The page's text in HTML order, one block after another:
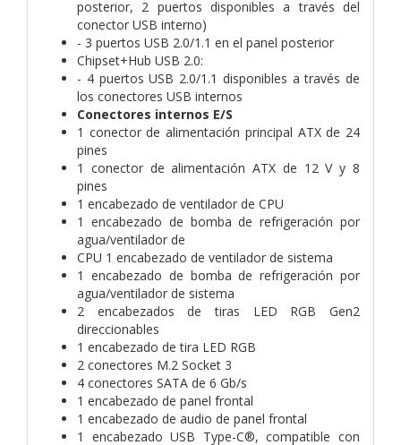
posterior, 2 puertos disponibles a través del
conector USB interno)
- 3 puertos USB 2.0/1.1 en el panel posterior
Chipset+Hub USB 2.0:
- 4 puertos USB 2.0/1.1 disponibles a través de
los conectores USB internos
Conectores internos E/S
1 conector de alimentación principal ATX de 24
pines
1 conector de alimentación ATX de 12 V y 8
pines
1 encabezado de ventilador de CPU
1 encabezado de bomba de refrigeración por
agua/ventilador de
CPU 1 encabezado de ventilador de sistema
1 encabezado de bomba de refrigeración por
agua/ventilador de sistema
2 encabezados de tiras LED RGB Gen2
direccionables
1 encabezado de tira LED RGB
2 conectores M.2 Socket 3
4 conectores SATA de 6 Gb/s
1 encabezado de panel frontal
1 encabezado de audio de panel frontal
1 encabezado USB Type-C®, compatible con